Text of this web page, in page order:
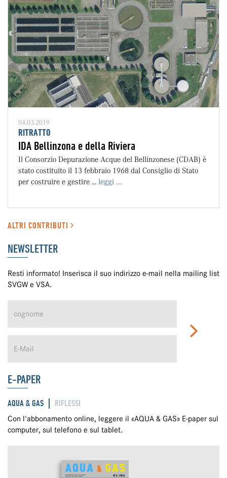
04.03.2019
RITRATTO
IDA Bellinzona e della Riviera
Il Consorzio Depurazione Acque del Bellinzonese (CDAB) è
stato costituito il 13 febbraio 1968 dal Consiglio di Stato
per costruire e gestire ... leggi ....
ALTRI CONTRIBUTI
NEWSLETTER
Resti informato! Inserisca il suo indirizzo e-mail nella mailing list
SVGW e VSA.
E-PAPER
AQUA & GAS RIFLESSI
Con l'abbonamento online, leggere il «AQUA & GAS» E-paper sul
computer, sul telefono e sul tablet.